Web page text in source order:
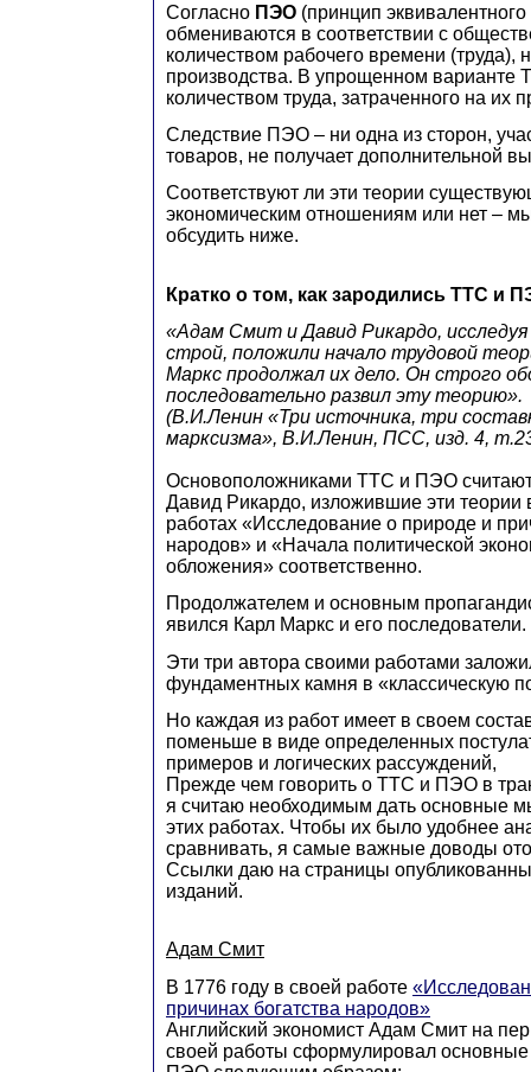
Согласно ПЭО (принцип
обмениваются в соответствии с
количеством рабочего времени (труда),
производства. В упрощенном варианте
количеством труда, затраченного на их
Следствие ПЭО – ни одна из сторон,
товаров, не получает дополнительной
Соответствуют ли эти теории
экономическим отношениям или нет –
обсудить ниже.
Кратко о том, как зародились ТТС и
«Адам Смит и Давид Рикардо, исследуя
строй, положили начало трудовой
Маркс продолжал их дело. Он строго
последовательно развил эту теорию».
(В.И.Ленин «Три источника, три
марксизма», В.И.Ленин, ПСС, изд. 4,
Основоположниками ТТС и ПЭО
Давид Рикардо, изложившие эти теории
работах «Исследование о природе и
народов» и «Начала политической
обложения» соответственно.
Продолжателем и основным
явился Карл Маркс и его последователи.
Эти три автора своими работами
фундаментных камня в «классическую
Но каждая из работ имеет в своем
поменьше в виде определенных
примеров и логических рассуждений,
Прежде чем говорить о ТТС и ПЭО в
я считаю необходимым дать основные
этих работах. Чтобы их было удобнее
сравнивать, я самые важные доводы
Ссылки даю на страницы
изданий.
Адам Смит
В 1776 году в своей работе
причинах богатства народов»
Английский экономист Адам Смит на
своей работы сформулировал